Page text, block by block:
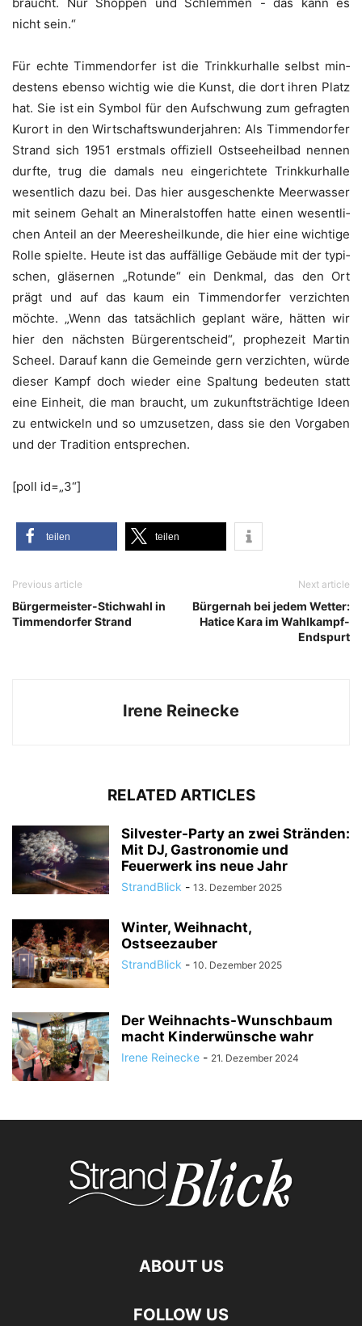
nicht sein.“
Für ech­te Tim­men­dor­fer ist die Trink­kur­hal­le selbst min­
des­tens eben­so wich­tig wie die Kunst, die dort ihren Platz
hat. Sie ist ein Sym­bol für den Auf­schwung zum gefrag­ten
Kur­ort in den Wirt­schafts­wun­der­jah­ren: Als Tim­men­dor­fer
Strand sich 1951 erst­mals offi­zi­ell Ost­see­heil­bad nen­nen
durf­te, trug die damals neu ein­ge­rich­te­te Trink­kur­hal­le
wesent­lich dazu bei. Das hier aus­ge­schenk­te Meer­was­ser
mit sei­nem Gehalt an Mine­ral­stof­fen hat­te einen wesent­li­
chen Anteil an der Mee­res­heil­kun­de, die hier eine wich­ti­ge
Rol­le spiel­te. Heu­te ist das auf­fäl­li­ge Gebäu­de mit der typi­
schen, glä­ser­nen „Rotun­de“ ein Denk­mal, das den Ort
prägt und auf das kaum ein Tim­men­dor­fer ver­zich­ten
möch­te. „Wenn das tat­säch­lich geplant wäre, hät­ten wir
hier den nächs­ten Bür­ger­ent­scheid“, pro­phe­zeit Mar­tin
Scheel. Dar­auf kann die Gemein­de gern ver­zich­ten, wür­de
die­ser Kampf doch wie­der eine Spal­tung bedeu­ten statt
eine Ein­heit, die man braucht, um zukunfts­träch­ti­ge Ideen
zu ent­wi­ckeln und so umzu­set­zen, dass sie den Vor­ga­ben
und der Tra­di­ti­on entsprechen.
[poll id=„3“]
tei­len tei­len
Previous article
Bürgermeister-Stichwahl in
Timmendorfer Strand
Next article
Bürgernah bei jedem Wetter:
Hatice Kara im Wahlkampf-
Endspurt
Irene Reinecke
RELATED ARTICLES
Silvester-Party an zwei Stränden:
Mit DJ, Gastronomie und
Feuerwerk ins neue Jahr
StrandBlick - 13. Dezember 2025
Winter, Weihnacht,
Ostseezauber
StrandBlick - 10. Dezember 2025
Der Weihnachts-Wunschbaum
macht Kinderwünsche wahr
Irene Reinecke - 21. Dezember 2024
ABOUT US
FOLLOW US